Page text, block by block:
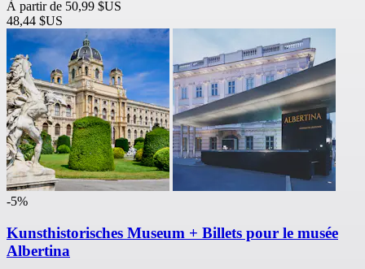
À partir de 50,99 $US
48,44 $US
-5%
Kunsthistorisches Museum + Billets pour le musée
Albertina